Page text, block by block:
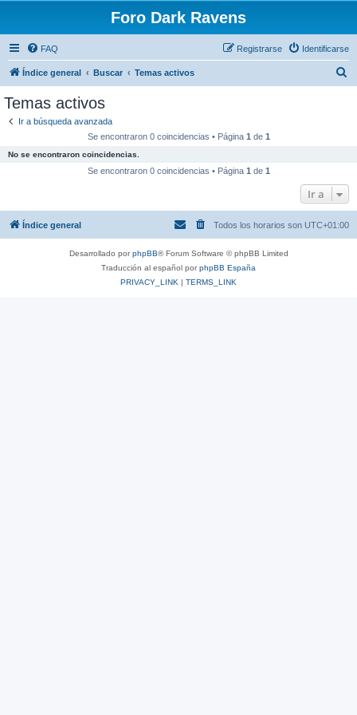
Foro Dark Ravens
FAQ Identificarse
Registrarse
Índice general Buscar Temas activos
Temas activos
Ir a búsqueda avanzada
Se encontraron 0 coincidencias • Página 1 de 1
No se encontraron coincidencias.
Se encontraron 0 coincidencias • Página 1 de 1
Ir a
Índice general Todos los horarios son UTC+01:00
Desarrollado porphpBB® Forum Software © phpBB Limited
Traducción al español porphpBB España
PRIVACY_LINK | TERMS_LINK